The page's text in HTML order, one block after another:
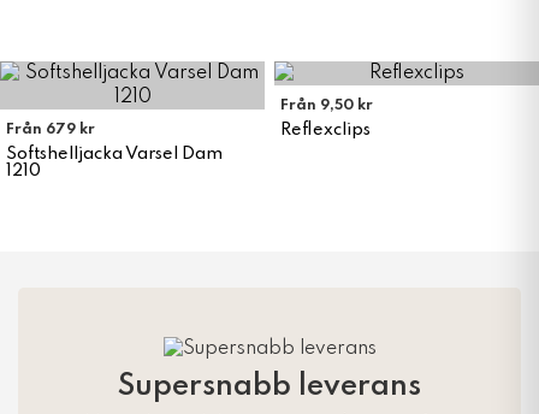
Från 679 kr
Softshelljacka Varsel Dam
1210
Från 9,50 kr
Reflexclips
Supersnabb leverans